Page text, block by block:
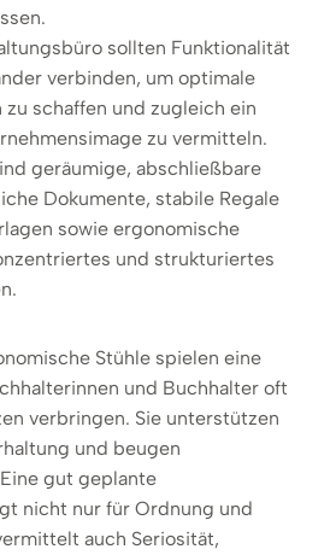
sollten Funktionalität
verbinden, um optimale
schaffen und zugleich ein
zu vermitteln.
geräumige, abschließbare
Dokumente, stabile Regale
sowie ergonomische
und strukturiertes
Stühle spielen eine
und Buchhalter oft
verbringen. Sie unterstützen
und beugen
gut geplante
nicht nur für Ordnung und
auch Seriosität,